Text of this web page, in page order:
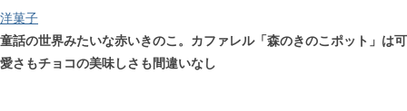
洋菓子
童話の世界みたいな赤いきのこ。カファレル「森のきのこポット」は可
愛さもチョコの美味しさも間違いなし